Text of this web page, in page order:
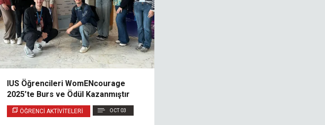
IUS Öğrencileri WomENcourage
2025’te Burs ve Ödül Kazanmıştır
ÖĞRENCI AKTIVITELERI OCT 03